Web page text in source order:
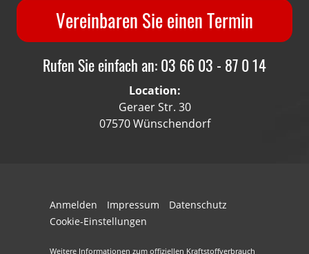
Vereinbaren Sie einen Termin
Rufen Sie einfach an: 03 66 03 - 87 0 14
Location:
Geraer Str. 30
07570 Wünschendorf
Anmelden Impressum
Datenschutz
Cookie-Einstellungen
Weitere Informationen zum offiziellen Kraftstoffverbrauch